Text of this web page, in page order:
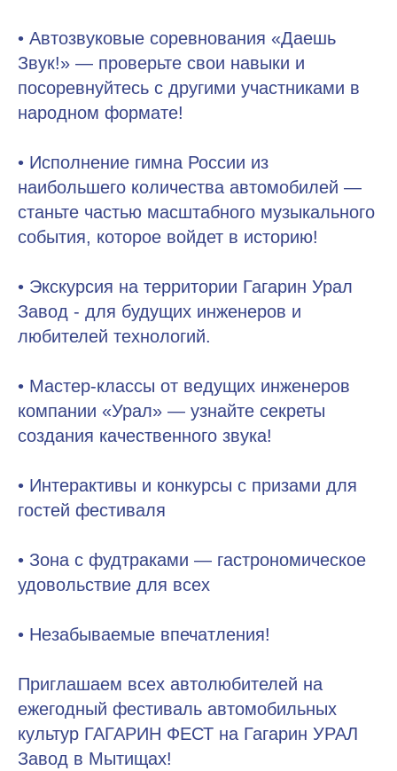
• Автозвуковые соревнования «Даешь
Звук!» — проверьте свои навыки и
посоревнуйтесь с другими участниками в
народном формате!
• Исполнение гимна России из
наибольшего количества автомобилей —
станьте частью масштабного музыкального
события, которое войдет в историю!
• Экскурсия на территории Гагарин Урал
Завод - для будущих инженеров и
любителей технологий.
• Мастер-классы от ведущих инженеров
компании «Урал» — узнайте секреты
создания качественного звука!
• Интерактивы и конкурсы с призами для
гостей фестиваля
• Зона с фудтраками — гастрономическое
удовольствие для всех
• Незабываемые впечатления!
Приглашаем всех автолюбителей на
ежегодный фестиваль автомобильных
культур ГАГАРИН ФЕСТ на Гагарин УРАЛ
Завод в Мытищах!